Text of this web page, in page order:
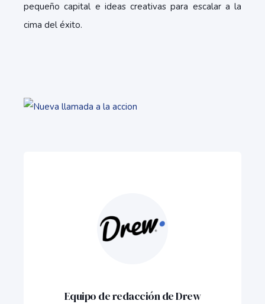
pequeño capital e ideas creativas para escalar a la
cima del éxito.
Equipo de redacción de Drew